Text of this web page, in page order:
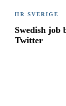
HR SVERIGE
Swedish job
Twitter